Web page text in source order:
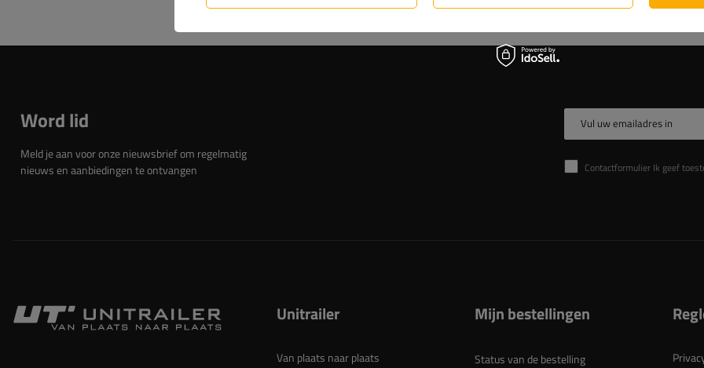
Word lid
Meld je aan voor onze nieuwsbrief om regelmatig
nieuws en aanbiedingen te ontvangen
Vul uw emailadres in
Contactformulier Ik geef toestemming voor de
Unitrailer
Van plaats naar plaats
Mijn bestellingen
Status van de bestelling